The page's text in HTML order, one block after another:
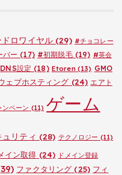
ロワイヤル(29) #チョコレー
バー (17) #初期脱毛(19) #英会
DNS設定 (18) Etoren(13) GMO
ェブホスティング (24) エアト
ンペーン (11) ゲーム
ュリティ (28) テクノロジー (11)
イン取得 (24) ドメイン登録
ファクタリング (25) フィ